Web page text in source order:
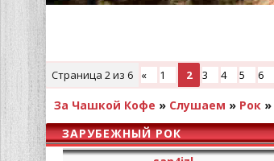
Страница 2из 6 « 1 2 3 4 5 6
За Чашкой Кофе » Слушаем » Рок »
ЗАРУБЕЖНЫЙ РОК